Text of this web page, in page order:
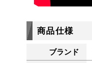
商品仕様
ブランド